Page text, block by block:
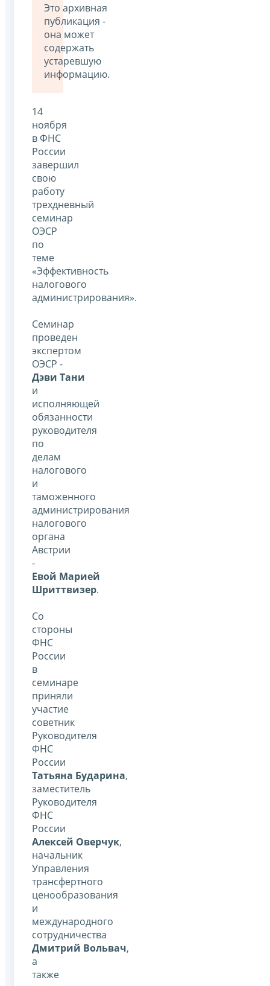
Это архивная
публикация -
она может
содержать
устаревшую
информацию.
14
ноября
в ФНС
России
завершил
свою
работу
трехдневный
семинар
ОЭСР
по
теме
«Эффективность
налогового
администрирования».
Семинар
проведен
экспертом
ОЭСР -
Дэви Тани
и
исполняющей
обязанности
руководителя
по
делам
налогового
и
таможенного
администрирования
налогового
органа
Австрии
-
Евой Марией
Шриттвизер.
Со
стороны
ФНС
России
в
семинаре
приняли
участие
советник
Руководителя
ФНС
России
Татьяна Бударина,
заместитель
Руководителя
ФНС
России
Алексей Оверчук,
начальник
Управления
трансфертного
ценообразования
и
международного
сотрудничества
Дмитрий Вольвач,
а
также